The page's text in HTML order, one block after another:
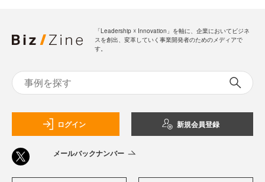
「Leadership ☓ Innovation」を軸に、企業においてビジネ
スを創出、変革していく事業開発者のためのメディアで
す。
ログイン 新規会員登録
メールバックナンバー